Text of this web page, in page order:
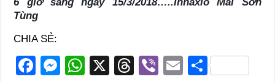
6 giờ sáng ngày 15/3/2018…..Inhaxio Mai Sơn
Tùng
CHIA SẺ:
F
M
W
X
T
Vi
E S